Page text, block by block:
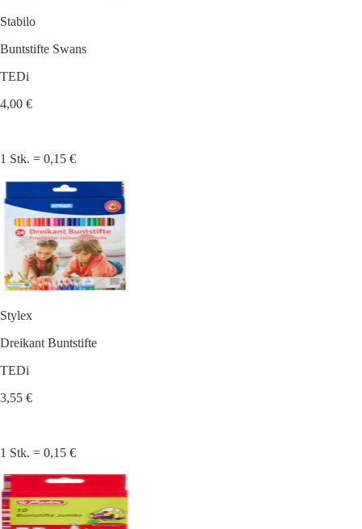
Stabilo
Buntstifte Swans
TEDi
4,00 €
1 Stk. = 0,15 €
Stylex
Dreikant Buntstifte
TEDi
3,55 €
1 Stk. = 0,15 €